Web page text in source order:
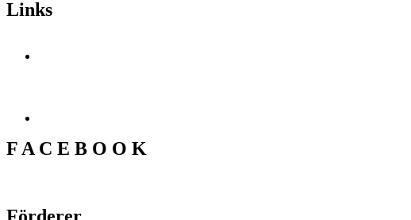
Links
F A C E B O O K